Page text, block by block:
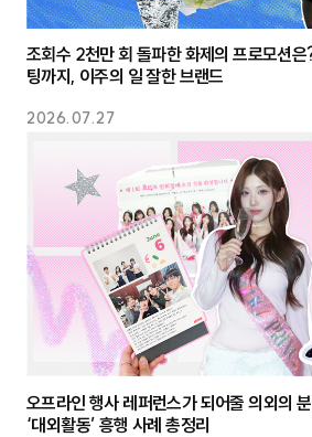
2026.07.27
조회수 2천만 회 돌파한 화제의 프로모션은
팅까지, 이주의 일 잘한 브랜드
오프라인 행사 레퍼런스가 되어줄 의외의
‘대외활동’ 흥행 사례 총정리